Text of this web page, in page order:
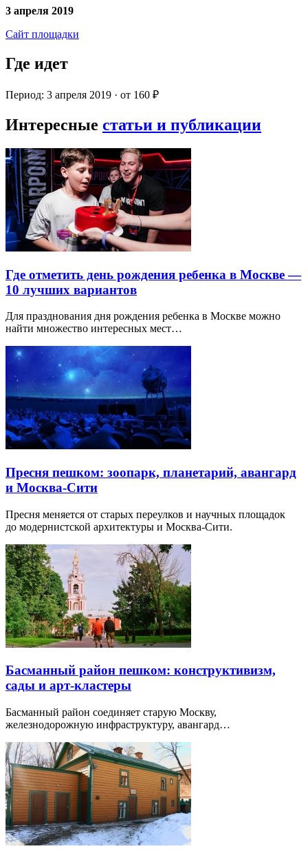
3 апреля 2019
Сайт площадки
Где идет
Период: 3 апреля 2019 · от 160 ₽
Интересные статьи и публикации
Где отметить день рождения ребенка в Москве —
10 лучших вариантов
Для празднования дня рождения ребенка в Москве можно
найти множество интересных мест…
Пресня пешком: зоопарк, планетарий, авангард
и Москва-Сити
Пресня меняется от старых переулков и научных площадок
до модернистской архитектуры и Москва-Сити.
Басманный район пешком: конструктивизм,
сады и арт-кластеры
Басманный район соединяет старую Москву,
железнодорожную инфраструктуру, авангард…